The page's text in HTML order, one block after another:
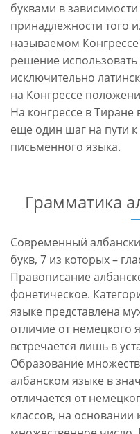
буквами в
принадлежности того
называемом
решение
исключительно
на Конгрессе
На конгрессе в Тиране
еще один шаг на пути
письменного языка.
Грамматика
Современный
букв, 7 из которых –
Правописание
фонетическое.
языке представлена
отличие от немецкого
встречается лишь в
Образование
албанском языке в
отличается от
классов, на основании